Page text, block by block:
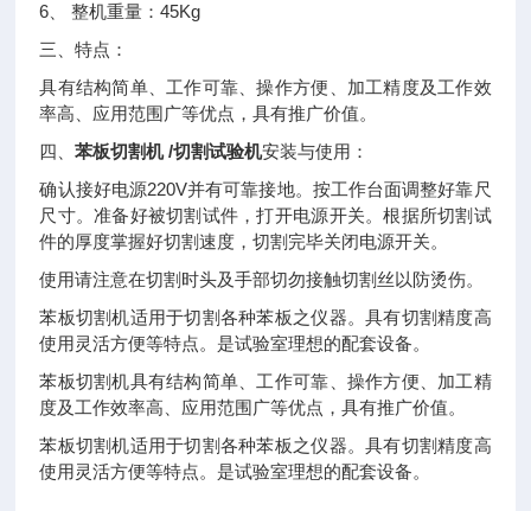
6
整机重量：45Kg
三、特点：
具有结构简单、工作可靠、操作方便、加工精度及工作效
率高、应用范围广等优点，具有推广价值。
四、苯板切割机 /切割试验机安装与使用：
确认接好电源220V并有可靠接地。按工作台面调整好靠尺
尺寸。准备好被切割试件，打开电源开关。根据所切割试
件的厚度掌握好切割速度，切割完毕关闭电源开关。
使用请注意在切割时头及手部切勿接触切割丝以防烫伤。
苯板切割机适用于切割各种苯板之仪器。具有切割精度高
使用灵活方便等特点。是试验室理想的配套设备。
苯板切割机具有结构简单、工作可靠、操作方便、加工精
度及工作效率高、应用范围广等优点，具有推广价值。
苯板切割机适用于切割各种苯板之仪器。具有切割精度高
使用灵活方便等特点。是试验室理想的配套设备。